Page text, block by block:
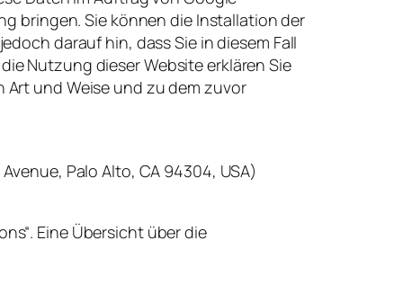
bringen. Sie können die Installation der
darauf hin, dass Sie in diesem Fall
Nutzung dieser Website erklären Sie
und Weise und zu dem zuvor
Palo Alto, CA 94304, USA)
Eine Übersicht über die